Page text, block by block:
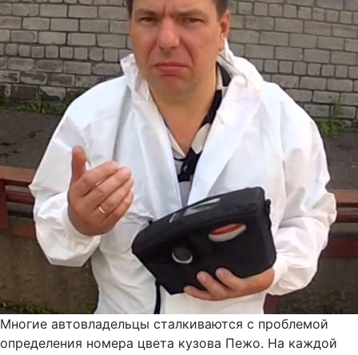
Многие автовладельцы сталкиваются с проблемой
определения номера цвета кузова Пежо. На каждой